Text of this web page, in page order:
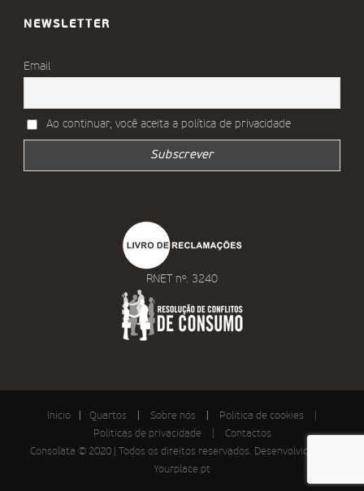
NEWSLETTER
Email
Ao continuar, você aceita a política de privacidade
RNET nº. 3240
Inicio Quartos Sobre nós Politica de cookies
Politicas de privacidade
Contactos
Consolata © 2020 | Todos os direitos reservados. Desenvolvido por:
Yourplace.pt